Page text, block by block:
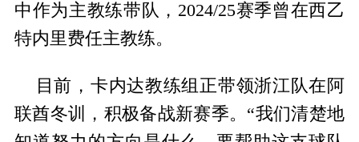
中作为主教练带队，2024/25赛季曾在西乙
特内里费任主教练。
目前，卡内达教练组正带领浙江队在阿
联酋冬训，积极备战新赛季。“我们清楚地